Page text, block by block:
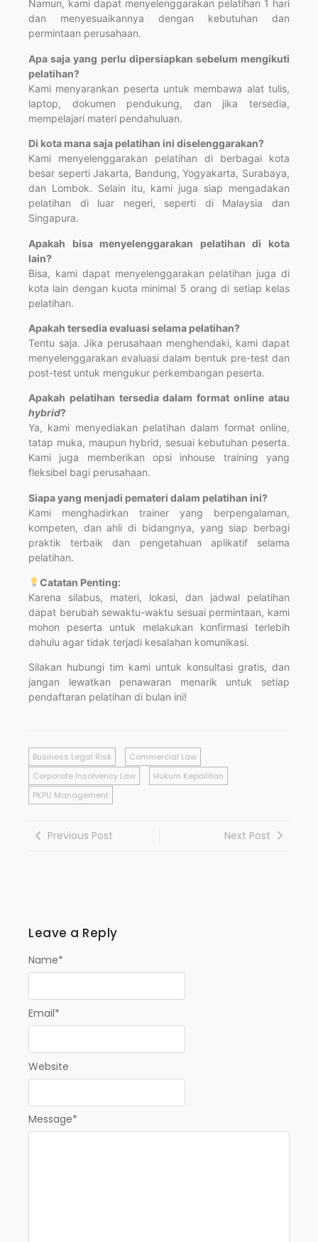
Namun, kami dapat menyelenggarakan pelatihan 1 hari
dan menyesuaikannya dengan kebutuhan dan
permintaan perusahaan.
Apa saja yang perlu dipersiapkan sebelum mengikuti
pelatihan?
Kami menyarankan peserta untuk membawa alat tulis,
laptop, dokumen pendukung, dan jika tersedia,
mempelajari materi pendahuluan.
Di kota mana saja pelatihan ini diselenggarakan?
Kami menyelenggarakan pelatihan di berbagai kota
besar seperti Jakarta, Bandung, Yogyakarta, Surabaya,
dan Lombok. Selain itu, kami juga siap mengadakan
pelatihan di luar negeri, seperti di Malaysia dan
Singapura.
Apakah bisa menyelenggarakan pelatihan di kota
lain?
Bisa, kami dapat menyelenggarakan pelatihan juga di
kota lain dengan kuota minimal 5 orang di setiap kelas
pelatihan.
Apakah tersedia evaluasi selama pelatihan?
Tentu saja. Jika perusahaan menghendaki, kami dapat
menyelenggarakan evaluasi dalam bentuk pre-test dan
post-test untuk mengukur perkembangan peserta.
Apakah pelatihan tersedia dalam format online atau
hybrid?
Ya, kami menyediakan pelatihan dalam format online,
tatap muka, maupun hybrid, sesuai kebutuhan peserta.
Kami juga memberikan opsi inhouse training yang
fleksibel bagi perusahaan.
Siapa yang menjadi pemateri dalam pelatihan ini?
Kami menghadirkan trainer yang berpengalaman,
kompeten, dan ahli di bidangnya, yang siap berbagi
praktik terbaik dan pengetahuan aplikatif selama
pelatihan.
Catatan Penting:
Karena silabus, materi, lokasi, dan jadwal pelatihan
dapat berubah sewaktu-waktu sesuai permintaan, kami
mohon peserta untuk melakukan konfirmasi terlebih
dahulu agar tidak terjadi kesalahan komunikasi.
Silakan hubungi tim kami untuk konsultasi gratis, dan
jangan lewatkan penawaran menarik untuk setiap
pendaftaran pelatihan di bulan ini!
Business Legal Risk
Commercial Law
Corporate Insolvency Law
Hukum Kepailitan
PKPU Management
Previous Post Next Post
Leave a Reply
Message*
Name*
Email*
Website